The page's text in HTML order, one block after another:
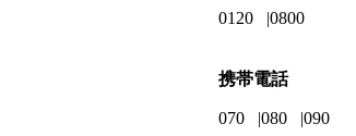
0120 0800
携帯電話
070 080 090